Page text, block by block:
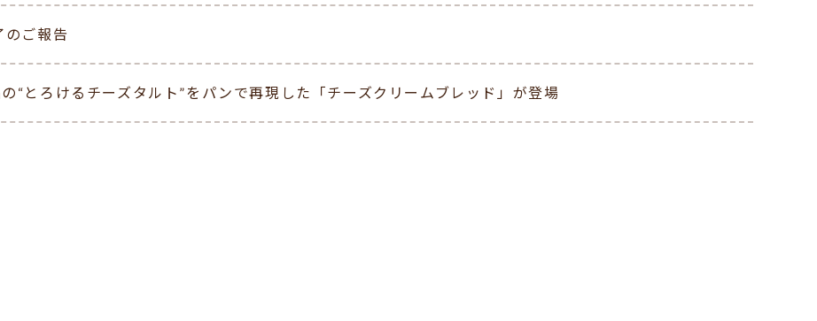
ご報告
“とろけるチーズタルト”をパンで再現した「チーズクリームブレッド」が登場